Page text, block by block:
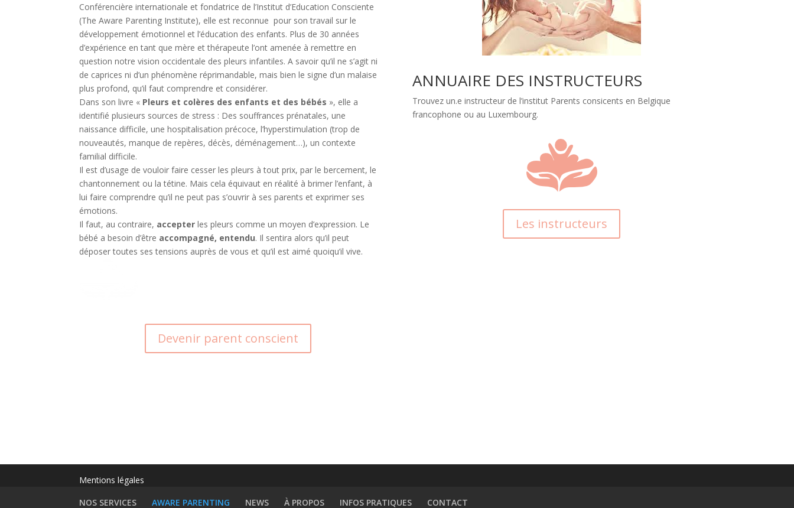
Conférencière internationale et fondatrice de l’Institut d’Education Consciente
(The Aware Parenting Institute), elle est reconnue pour son travail sur le
développement émotionnel et l’éducation des enfants. Plus de 30 années
d’expérience en tant que mère et thérapeute l’ont amenée à remettre en
question notre vision occidentale des pleurs infantiles. A savoir qu’il ne s’agit ni
de caprices ni d’un phénomène réprimandable, mais bien le signe d’un malaise
plus profond, qu’il faut comprendre et considérer.
Dans son livre « Pleurs et colères des enfants et des bébés », elle a
identifié plusieurs sources de stress : Des souffrances prénatales, une
naissance difficile, une hospitalisation précoce, l’hyperstimulation (trop de
nouveautés, manque de repères, décès, déménagement…), un contexte
familial difficile.
Il est d’usage de vouloir faire cesser les pleurs à tout prix, par le bercement, le
chantonnement ou la tétine. Mais cela équivaut en réalité à brimer l’enfant, à
lui faire comprendre qu’il ne peut pas s’ouvrir à ses parents et exprimer ses
émotions.
Il faut, au contraire, accepter les pleurs comme un moyen d’expression. Le
bébé a besoin d’être accompagné, entendu. Il sentira alors qu’il peut
déposer toutes ses tensions auprès de vous et qu’il est aimé quoiqu’il vive.
Devenir parent conscient
ANNUAIRE DES INSTRUCTEURS
Trouvez un.e instructeur de l’institut Parents consicents en Belgique
francophone ou au Luxembourg.
Les instructeurs
Mentions légales
NOS SERVICES
AWARE PARENTING NEWS À PROPOS INFOS PRATIQUES CONTACT